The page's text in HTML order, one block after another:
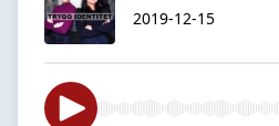
2019-12-15